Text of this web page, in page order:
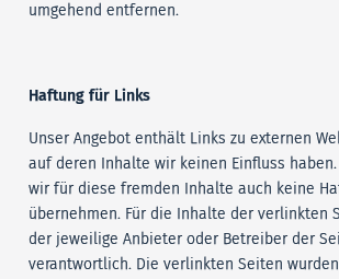
umgehend entfernen.
Haftung für Links
Unser Angebot enthält Links zu externen
auf deren Inhalte wir keinen Einfluss
wir für diese fremden Inhalte auch keine
übernehmen. Für die Inhalte der verlinkten
der jeweilige Anbieter oder Betreiber der
verantwortlich. Die verlinkten Seiten